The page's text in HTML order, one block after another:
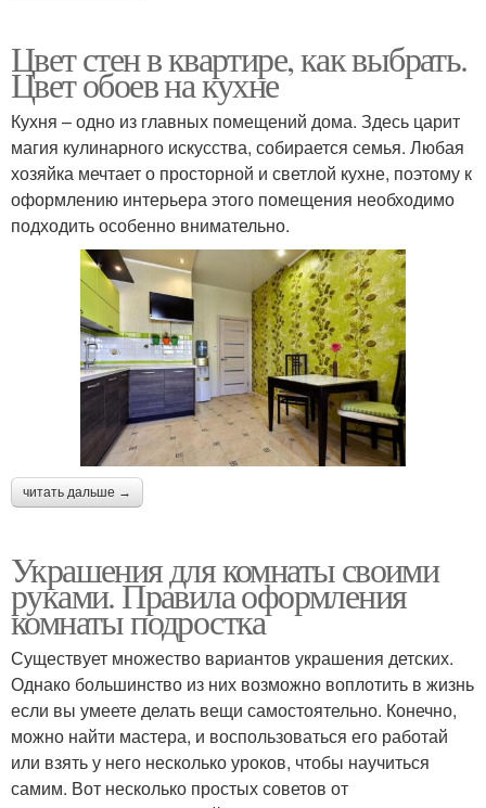
Цвет стен в квартире, как выбрать.
Цвет обоев на кухне
Кухня – одно из главных помещений дома. Здесь царит
магия кулинарного искусства, собирается семья. Любая
хозяйка мечтает о просторной и светлой кухне, поэтому к
оформлению интерьера этого помещения необходимо
подходить особенно внимательно.
читать дальше →
Украшения для комнаты своими
руками. Правила оформления
комнаты подростка
Существует множество вариантов украшения детских.
Однако большинство из них возможно воплотить в жизнь
если вы умеете делать вещи самостоятельно. Конечно,
можно найти мастера, и воспользоваться его работай
или взять у него несколько уроков, чтобы научиться
самим. Вот несколько простых советов от